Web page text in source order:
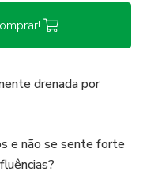
drenada por
e não se sente forte